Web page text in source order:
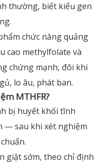
thường, biết kiểu gen
chức năng quảng
cao methylfolate và
chứng mạnh, đôi khi
lo âu, phát ban.
MTHFR?
bị huyết khối tĩnh
— sau khi xét nghiệm
giật sớm, theo chỉ định